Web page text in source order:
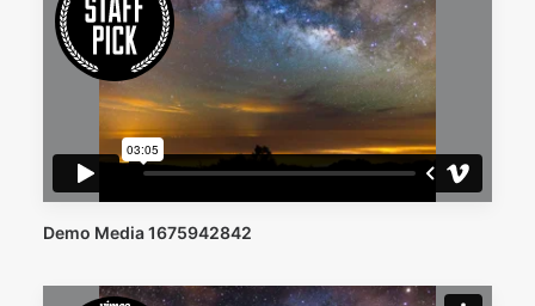
Demo Media 1675942842